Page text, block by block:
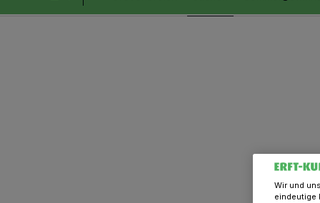
Wir und
eindeutige